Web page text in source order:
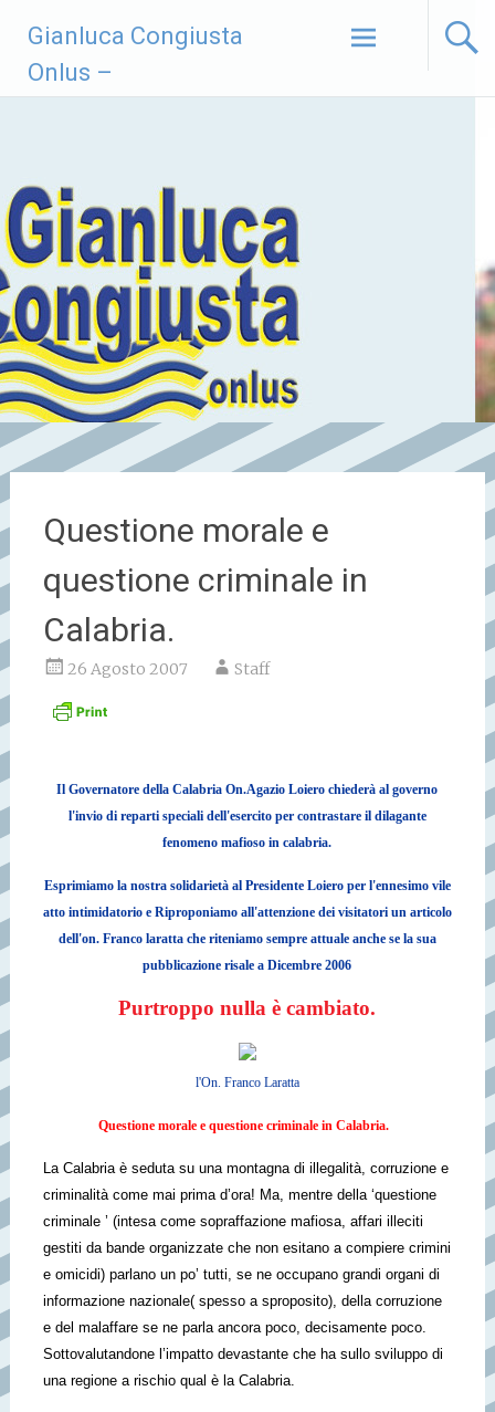
contenuto
Gianluca Congiusta
Onlus –
Questione morale e
questione criminale in
Calabria.
26 Agosto 2007 Staff
Il Governatore della Calabria On.Agazio Loiero chiederà al governo
l'invio di reparti speciali dell'esercito per contrastare il dilagante
fenomeno mafioso in calabria.
Esprimiamo la nostra solidarietà al Presidente Loiero per l'ennesimo vile
atto intimidatorio e Riproponiamo all'attenzione dei visitatori un articolo
dell'on. Franco laratta che riteniamo sempre attuale anche se la sua
pubblicazione risale a Dicembre 2006
Purtroppo nulla è cambiato.
l'On. Franco Laratta
Questione morale e questione criminale in Calabria.
La Calabria è seduta su una montagna di illegalità, corruzione e
criminalità come mai prima d’ora! Ma, mentre della ‘questione
criminale ’ (intesa come sopraffazione mafiosa, affari illeciti
gestiti da bande organizzate che non esitano a compiere crimini
e omicidi) parlano un po’ tutti, se ne occupano grandi organi di
informazione nazionale( spesso a sproposito), della corruzione
e del malaffare se ne parla ancora poco, decisamente poco.
Sottovalutandone l’impatto devastante che ha sullo sviluppo di
una regione a rischio qual è la Calabria.